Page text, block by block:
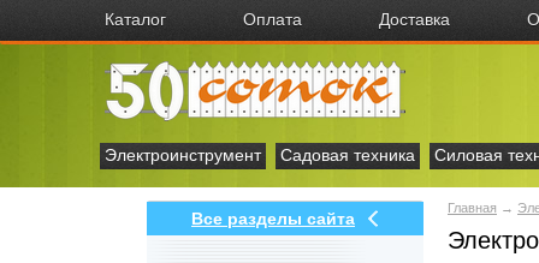
Каталог Оплата Доставка
Электроинструмент Садовая техника Силовая
Все разделы сайта
Главная →